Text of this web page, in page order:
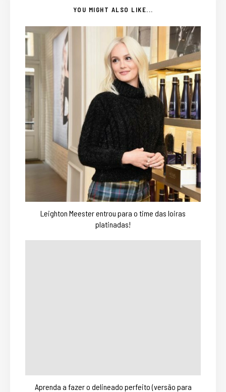
YOU MIGHT ALSO LIKE...
Leighton Meester entrou para o time das loiras
platinadas!
Aprenda a fazer o delineado perfeito (versão para